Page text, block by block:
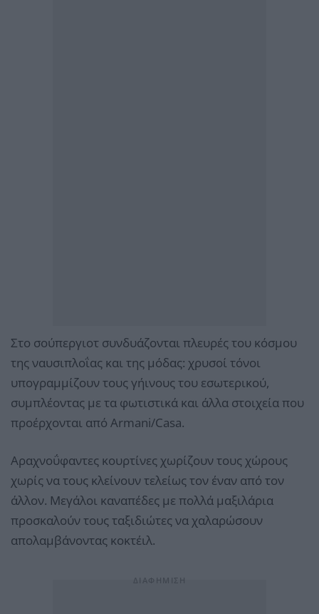
Στο σούπεργιοτ συνδυάζονται πλευρές του κόσμου
της ναυσιπλοΐας και της μόδας: χρυσοί τόνοι
υπογραμμίζουν τους γήινους του εσωτερικού,
συμπλέοντας με τα φωτιστικά και άλλα στοιχεία που
προέρχονται από Armani/Casa.
Αραχνοΰφαντες κουρτίνες χωρίζουν τους χώρους
χωρίς να τους κλείνουν τελείως τον έναν από τον
άλλον. Μεγάλοι καναπέδες με πολλά μαξιλάρια
προσκαλούν τους ταξιδιώτες να χαλαρώσουν
απολαμβάνοντας κοκτέιλ.